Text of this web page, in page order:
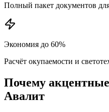
Полный пакет документов
Экономия до 60%
Расчёт окупаемости и
Почему акцентные
Авалит